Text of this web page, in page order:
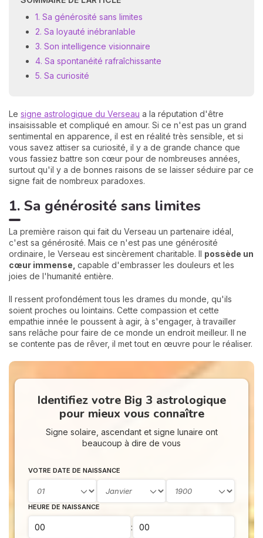
1. Sa générosité sans limites
2. Sa loyauté inébranlable
3. Son intelligence visionnaire
4. Sa spontanéité rafraîchissante
5. Sa curiosité
Le signe astrologique du Verseau a la réputation d'être
insaisissable et compliqué en amour. Si ce n'est pas un grand
sentimental en apparence, il est en réalité très sensible, et si
vous savez attiser sa curiosité, il y a de grande chance que
vous fassiez battre son cœur pour de nombreuses années,
surtout qu'il y a de bonnes raisons de se laisser séduire par ce
signe fait de nombreux paradoxes.
1. Sa générosité sans limites
La première raison qui fait du Verseau un partenaire idéal,
c'est sa générosité. Mais ce n'est pas une générosité
ordinaire, le Verseau est sincèrement charitable. Il possède un
cœur immense, capable d'embrasser les douleurs et les
joies de l'humanité entière.
Il ressent profondément tous les drames du monde, qu'ils
soient proches ou lointains. Cette compassion et cette
empathie innée le poussent à agir, à s'engager, à travailler
sans relâche pour faire de ce monde un endroit meilleur. Il ne
se contente pas de rêver, il met tout en œuvre pour le réaliser.
Identifiez votre Big 3 astrologique
pour mieux vous connaître
Signe solaire, ascendant et signe lunaire ont
beaucoup à dire de vous
VOTRE DATE DE NAISSANCE
HEURE DE NAISSANCE
: